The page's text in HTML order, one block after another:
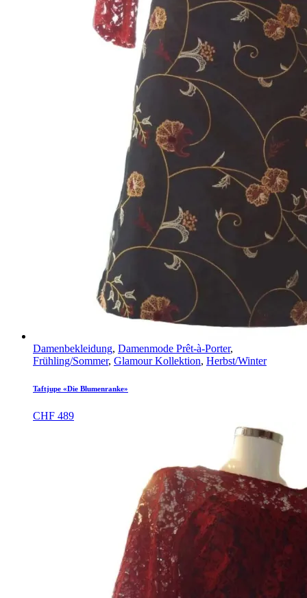
Damenbekleidung, Damenmode Prêt-à-Porter,
Frühling/Sommer, Glamour Kollektion, Herbst/Winter
Taftjupe «Die Blumenranke»
CHF 489